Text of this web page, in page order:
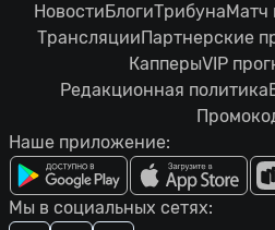
НовостиБлогиТрибунаМатч
ТрансляцииПартнерские
КапперыVIP
Редакционная политика
Наше приложение:
Мы в социальных сетях: